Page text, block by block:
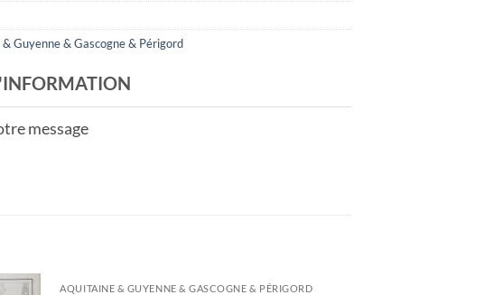
Guyenne & Gascogne & Périgord
message
AQUITAINE & GUYENNE & GASCOGNE & PÉRIGORD